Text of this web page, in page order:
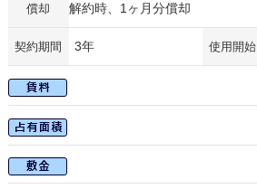
償却 解約時、1ヶ月分償却
契約期間 3年 使用開始